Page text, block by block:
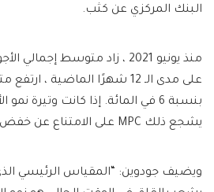
البنك المركزي عن كثب.
على مدى الـ 12 شهرًا الماضية ،
بنسبة 6 في المائة. إذا كانت وتيرة
يشجع ذلك MPC على الامتناع عن خفض أسعار الفائدة.
ويضيف جودوين: “المقياس الرئيسي الذي